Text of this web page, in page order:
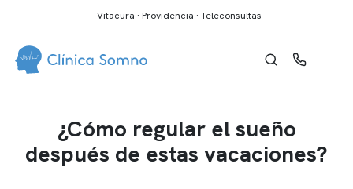
Vitacura · Providencia · Teleconsultas
¿Cómo regular el sueño
después de estas vacaciones?